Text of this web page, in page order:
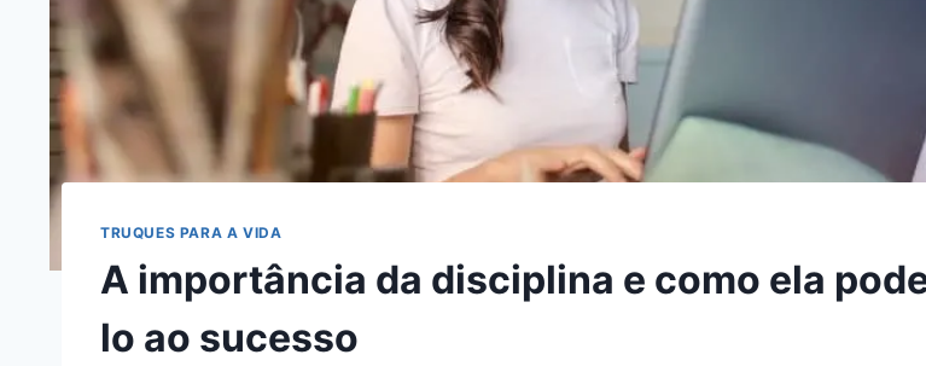
TRUQUES PARA A VIDA
A importância da disciplina e como ela
lo ao sucesso